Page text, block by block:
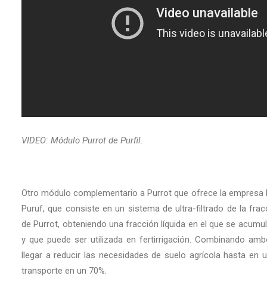
VIDEO: Módulo Purrot de Purfil.
Otro módulo complementario a Purrot que ofrece la empresa
Puruf, que consiste en un sistema de ultra-filtrado de la
de Purrot, obteniendo una fracción líquida en el que se
y que puede ser utilizada en fertirrigación. Combinando
llegar a reducir las necesidades de suelo agrícola hasta en
transporte en un 70%.